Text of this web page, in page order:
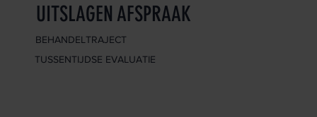
UITSLAGEN AFSPRAAK
BEHANDELTRAJECT
TUSSENTIJDSE EVALUATIE